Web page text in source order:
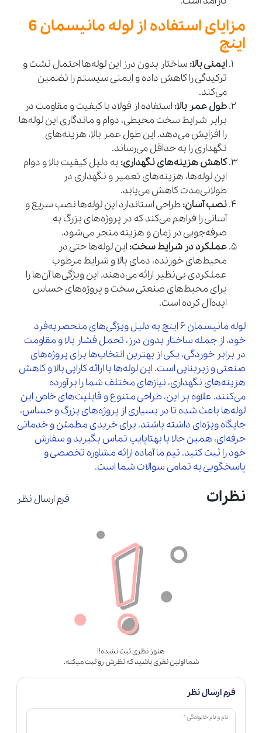
مزایای استفاده از لوله مانیسمان 6
اینچ
ایمنی بالا: ساختار بدون درز این لوله‌ها احتمال نشت و
ترکیدگی را کاهش داده و ایمنی سیستم را تضمین
می‌کند.
طول عمر بالا: استفاده از فولاد با کیفیت و مقاومت در
برابر شرایط سخت محیطی، دوام و ماندگاری این لوله‌ها
را افزایش می‌دهد. این طول عمر بالا، هزینه‌های
نگهداری را به حداقل می‌رساند.
کاهش هزینه‌های نگهداری: به دلیل کیفیت بالا و دوام
این لوله‌ها، هزینه‌های تعمیر و نگهداری در
طولانی‌مدت کاهش می‌یابد.
نصب آسان:طراحی استاندارد این لوله‌ها نصب سریع و
آسانی را فراهم می‌کند که در پروژه‌های بزرگ به
صرفه‌جویی در زمان و هزینه منجر می‌شود.
عملکرد در شرایط سخت: این لوله‌ها حتی در
محیط‌های خورنده، دمای بالا و شرایط مرطوب
عملکردی بی‌نظیر ارائه می‌دهند. این ویژگی‌ها آن‌ها را
برای محیط‌های صنعتی سخت و پروژه‌های حساس
ایده‌آل کرده است.
لوله مانیسمان 6 اینچ به دلیل ویژگی‌های منحصربه‌فرد
خود، از جمله ساختار بدون درز، تحمل فشار بالا و مقاومت
در برابر خوردگی، یکی از بهترین انتخاب‌ها برای پروژه‌های
صنعتی و زیربنایی است. این لوله‌ها با ارائه کارایی بالا و کاهش
هزینه‌های نگهداری، نیازهای مختلف شما را برآورده
می‌کنند. علاوه بر این، طراحی متنوع و قابلیت‌های خاص این
لوله‌ها باعث شده تا در بسیاری از پروژه‌های بزرگ و حساس،
جایگاه ویژه‌ای داشته باشند. برای خریدی مطمئن و خدماتی
حرفه‌ای، همین حالا با بهتاپایپ تماس بگیرید و سفارش
خود را ثبت کنید. تیم ما آماده ارائه مشاوره تخصصی و
پاسخگویی به تمامی سوالات شما است.
نظرات فرم ارسال نظر
هنوز نظری ثبت نشده!!
شما اولین نفری باشید که نظرش رو ثبت میکنه.
فرم ارسال نظر
نام و نام خانوادگی *